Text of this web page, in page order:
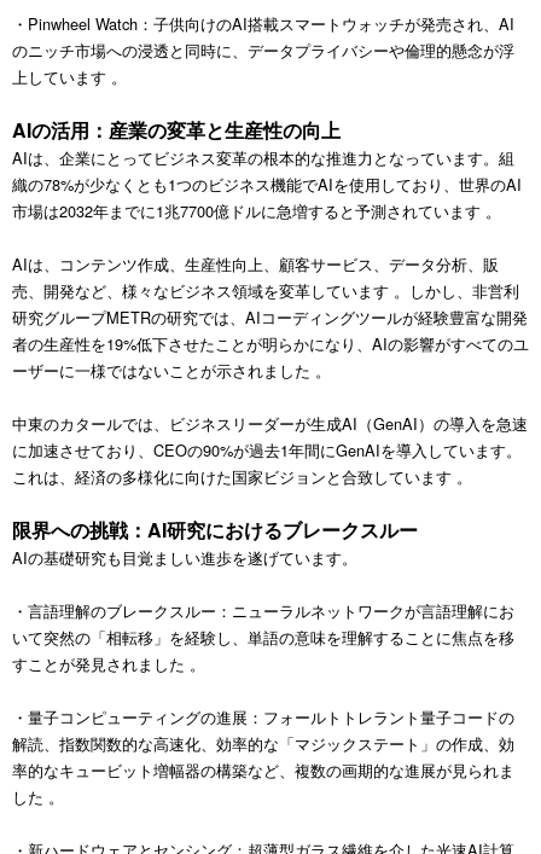
・Pinwheel Watch：子供向けのAI搭載スマートウォッチが発売され、AI
のニッチ市場への浸透と同時に、データプライバシーや倫理的懸念が浮
上しています 。
AIの活用：産業の変革と生産性の向上
AIは、企業にとってビジネス変革の根本的な推進力となっています。組
織の78%が少なくとも1つのビジネス機能でAIを使用しており、世界のAI
市場は2032年までに1兆7700億ドルに急増すると予測されています 。
AIは、コンテンツ作成、生産性向上、顧客サービス、データ分析、販
売、開発など、様々なビジネス領域を変革しています 。しかし、非営利
研究グループMETRの研究では、AIコーディングツールが経験豊富な開発
者の生産性を19%低下させたことが明らかになり、AIの影響がすべてのユ
ーザーに一様ではないことが示されました 。
中東のカタールでは、ビジネスリーダーが生成AI（GenAI）の導入を急速
に加速させており、CEOの90%が過去1年間にGenAIを導入しています。
これは、経済の多様化に向けた国家ビジョンと合致しています 。
限界への挑戦：AI研究におけるブレークスルー
AIの基礎研究も目覚ましい進歩を遂げています。
・言語理解のブレークスルー：ニューラルネットワークが言語理解にお
いて突然の「相転移」を経験し、単語の意味を理解することに焦点を移
すことが発見されました 。
・量子コンピューティングの進展：フォールトトレラント量子コードの
解読、指数関数的な高速化、効率的な「マジックステート」の作成、効
率的なキュービット増幅器の構築など、複数の画期的な進展が見られま
した 。